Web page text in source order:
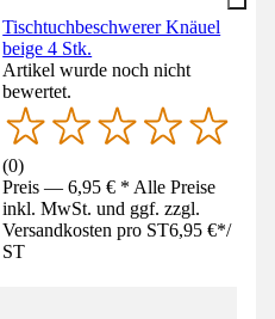
Tischtuchbeschwerer Knäuel
beige 4 Stk.
Artikel wurde noch nicht
bewertet.
(0)
Preis — 6,95 € * Alle Preise
inkl. MwSt. und ggf. zzgl.
Versandkosten pro ST6,95 €*/
ST